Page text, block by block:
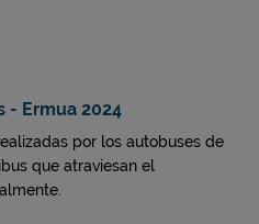
- Ermua 2024
por los autobuses de
que atraviesan el